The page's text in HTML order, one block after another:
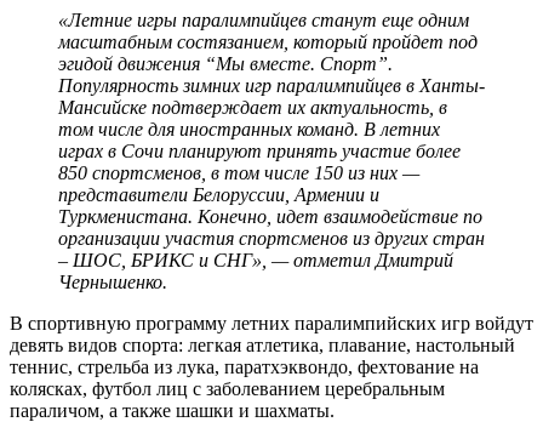
«Летние игры паралимпийцев станут еще одним
масштабным состязанием, который пройдет под
эгидой движения “Мы вместе. Спорт”.
Популярность зимних игр паралимпийцев в Ханты-
Мансийске подтверждает их актуальность, в
том числе для иностранных команд. В летних
играх в Сочи планируют принять участие более
850 спортсменов, в том числе 150 из них —
представители Белоруссии, Армении и
Туркменистана. Конечно, идет взаимодействие по
организации участия спортсменов из других стран
– ШОС, БРИКС и СНГ», — отметил Дмитрий
Чернышенко.
В спортивную программу летних паралимпийских игр войдут
девять видов спорта: легкая атлетика, плавание, настольный
теннис, стрельба из лука, паратхэквондо, фехтование на
колясках, футбол лиц с заболеванием церебральным
параличом, а также шашки и шахматы.